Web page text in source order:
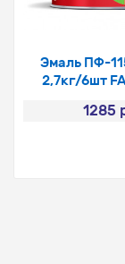
Эмаль ПФ-
2,7кг/6шт
1285